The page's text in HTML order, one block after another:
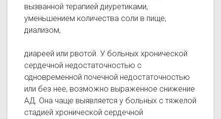
вызванной терапией диуретиками,
уменьшением количества соли в пище,
диализом,
диареей или рвотой. У больных хронической
сердечной недостаточностью с
одновременной почечной недостаточностью
или без нее, возможно выраженное снижение
АД. Она чаще выявляется у больных с тяжелой
стадией хронической сердечной